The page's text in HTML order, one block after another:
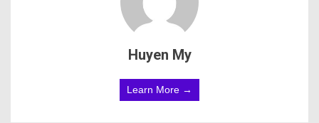
Huyen My
Learn More →